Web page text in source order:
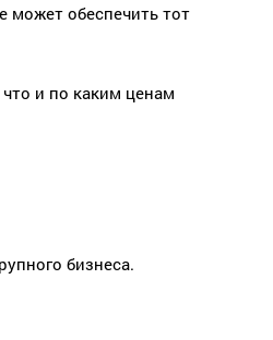
может обеспечить тот
и по каким ценам
бизнеса.